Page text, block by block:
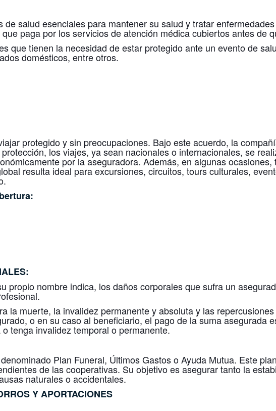
salud esenciales para mantener su salud y tratar
paga por los servicios de atención médica cubiertos antes de
que tienen la necesidad de estar protegido ante un evento de
domésticos, entre otros.
protegido y sin preocupaciones. Bajo este acuerdo, la
los viajes, ya sean nacionales o internacionales, se
por la aseguradora. Además, en algunas
resulta ideal para excursiones, circuitos, tours culturales,
:
propio nombre indica, los daños corporales que sufra un
la muerte, la invalidez permanente y absoluta y las
o en su caso al beneficiario, el pago de la suma asegurada
tenga invalidez temporal o permanente.
Plan Funeral, Últimos Gastos o Ayuda Mutua. Este
de las cooperativas. Su objetivo es asegurar tanto la
naturales o accidentales.
Y APORTACIONES